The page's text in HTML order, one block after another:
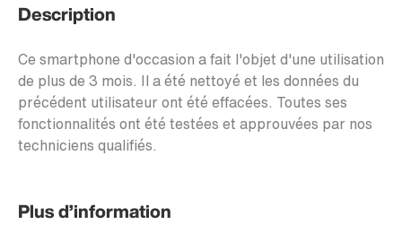
Description
Ce smartphone d'occasion a fait l'objet d'une utilisation
de plus de 3 mois. Il a été nettoyé et les données du
précédent utilisateur ont été effacées. Toutes ses
fonctionnalités ont été testées et approuvées par nos
techniciens qualifiés.
Plus d’information